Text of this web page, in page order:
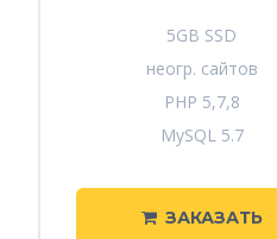
5GB SSD
неогр. сайтов
PHP 5,7,8
MySQL 5.7
ЗАКАЗАТЬ